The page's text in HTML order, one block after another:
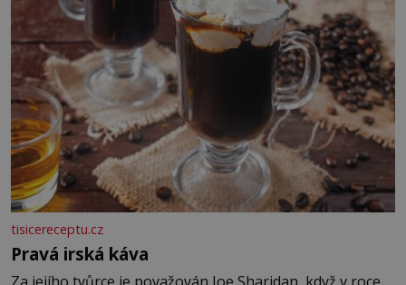
tisicereceptu.cz
Pravá irská káva